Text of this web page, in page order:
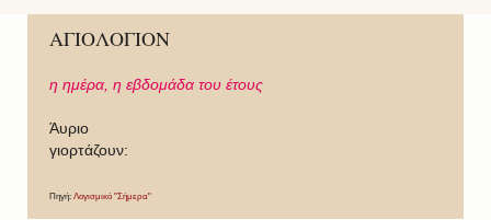
ΑΓΙΟΛΟΓΙΟΝ
η ημέρα, η εβδομάδα του έτους
Άυριο
γιορτάζουν:
Πηγή: Λογισμικό "Σήμερα"